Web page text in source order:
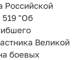
Российской
519 "Об
Великой
боевых